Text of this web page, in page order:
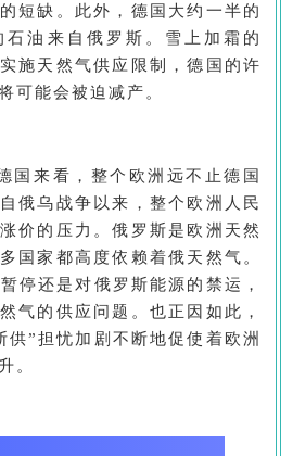
短缺。此外，德国大约一半的
石油来自俄罗斯。雪上加霜的
施天然气供应限制，德国的许
可能会被迫减产。
国来看，整个欧洲远不止德国
俄乌战争以来，整个欧洲人民
价的压力。俄罗斯是欧洲天然
国家都高度依赖着俄天然气。
停还是对俄罗斯能源的禁运，
气的供应问题。也正因如此，
供”担忧加剧不断地促使着欧洲
。